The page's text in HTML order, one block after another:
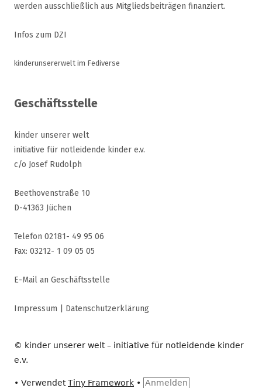
werden ausschließlich aus Mitgliedsbeiträgen finanziert.
Infos zum DZI
kinderunsererwelt im Fediverse
Geschäftsstelle
kinder unserer welt
initiative für notleidende kinder e.v.
c/o Josef Rudolph
Beethovenstraße 10
D-41363 Jüchen
Telefon 02181- 49 95 06
Fax: 03212- 1 09 05 05
E-Mail an Geschäftsstelle
Impressum Datenschutzerklärung
© kinder unserer welt – initiative für notleidende kinder
e.v.
• VerwendetTiny Framework • Anmelden